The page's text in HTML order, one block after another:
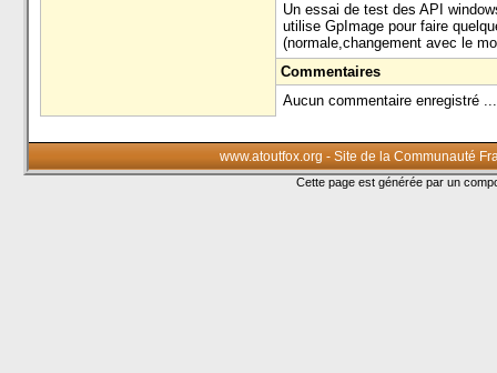
Un essai de test des API
utilise GpImage pour faire
(normale,changement avec le
Commentaires
Aucun commentaire enregistré ...
www.atoutfox.org - Site de la Communauté
Cette page est générée par un